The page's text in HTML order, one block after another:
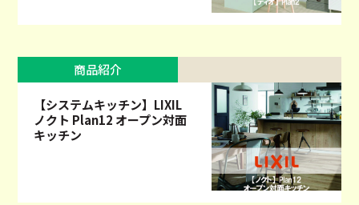
商品紹介
【システムキッチン】LIXIL
ノクト Plan12 オープン対面
キッチン